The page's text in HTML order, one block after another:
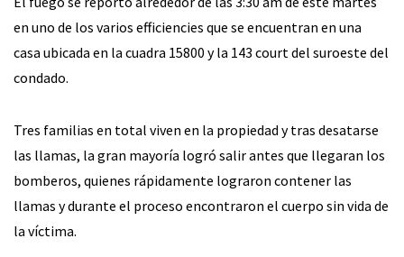
en uno de los varios efficiencies que se encuentran en una
casa ubicada en la cuadra 15800 y la 143 court del suroeste del
condado.
Tres familias en total viven en la propiedad y tras desatarse
las llamas, la gran mayoría logró salir antes que llegaran los
bomberos, quienes rápidamente lograron contener las
llamas y durante el proceso encontraron el cuerpo sin vida de
la víctima.